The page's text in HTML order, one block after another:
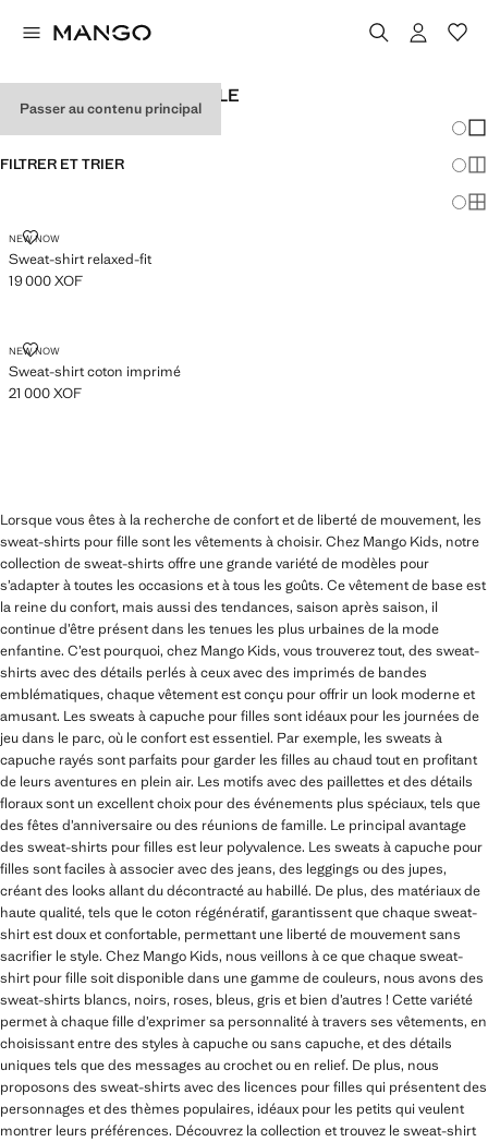
Passer au contenu principal
SWEAT-SHIRTS POUR FILLE
FILTRER ET TRIER
NEW NOW
Sweat-shirt relaxed-fit
SWEAT-SHIRT RELAXED-FIT
Prix actuel [19 000 XOF ]
19 000 XOF
NEW NOW
Sweat-shirt coton imprimé
SWEAT-SHIRT COTON IMPRIMÉ
Prix actuel [21 000 XOF ]
21 000 XOF
Lorsque vous êtes à la recherche de confort et de liberté de mouvement, les
sweat-shirts pour fille sont les vêtements à choisir. Chez Mango Kids, notre
collection de sweat-shirts offre une grande variété de modèles pour
s’adapter à toutes les occasions et à tous les goûts. Ce vêtement de base est
la reine du confort, mais aussi des tendances, saison après saison, il
continue d’être présent dans les tenues les plus urbaines de la mode
enfantine. C’est pourquoi, chez Mango Kids, vous trouverez tout, des sweat-
shirts avec des détails perlés à ceux avec des imprimés de bandes
emblématiques, chaque vêtement est conçu pour offrir un look moderne et
amusant. Les sweats à capuche pour filles sont idéaux pour les journées de
jeu dans le parc, où le confort est essentiel. Par exemple, les sweats à
capuche rayés sont parfaits pour garder les filles au chaud tout en profitant
de leurs aventures en plein air. Les motifs avec des paillettes et des détails
floraux sont un excellent choix pour des événements plus spéciaux, tels que
des fêtes d’anniversaire ou des réunions de famille. Le principal avantage
des sweat-shirts pour filles est leur polyvalence. Les sweats à capuche pour
filles sont faciles à associer avec des jeans, des leggings ou des jupes,
créant des looks allant du décontracté au habillé. De plus, des matériaux de
haute qualité, tels que le coton régénératif, garantissent que chaque sweat-
shirt est doux et confortable, permettant une liberté de mouvement sans
sacrifier le style. Chez Mango Kids, nous veillons à ce que chaque sweat-
shirt pour fille soit disponible dans une gamme de couleurs, nous avons des
sweat-shirts blancs, noirs, roses, bleus, gris et bien d’autres ! Cette variété
permet à chaque fille d’exprimer sa personnalité à travers ses vêtements, en
choisissant entre des styles à capuche ou sans capuche, et des détails
uniques tels que des messages au crochet ou en relief. De plus, nous
proposons des sweat-shirts avec des licences pour filles qui présentent des
personnages et des thèmes populaires, idéaux pour les petits qui veulent
montrer leurs préférences. Découvrez la collection et trouvez le sweat-shirt